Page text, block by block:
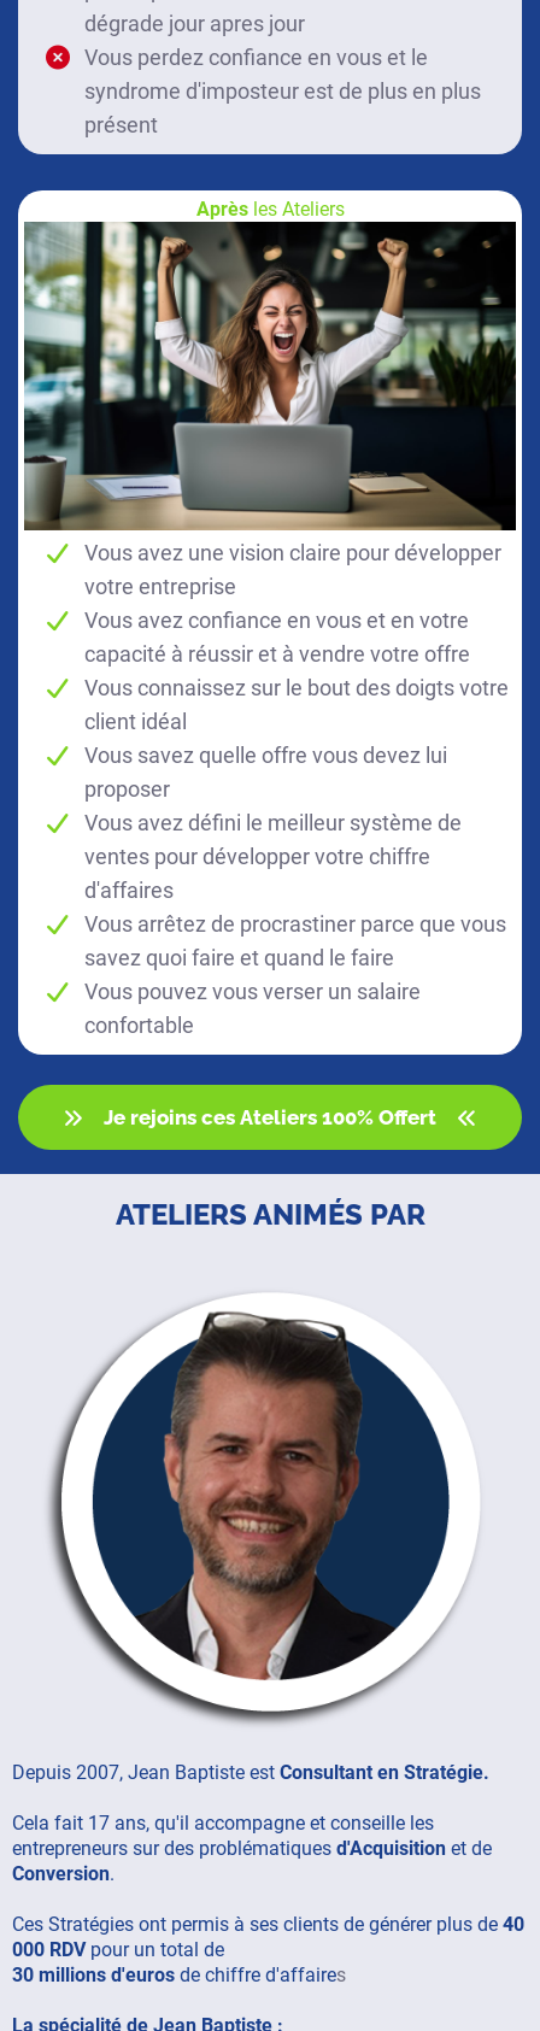
dégrade jour apres jour
Vous perdez confiance en vous et le
syndrome d'imposteur est de plus en plus
présent
Aprèsles Ateliers
Vous avez une vision claire pour développer
votre entreprise
Vous avez confiance en vous et en votre
capacité à réussir et à vendre votre offre
Vous connaissez sur le bout des doigts votre
client idéal
Vous savez quelle offre vous devez lui
proposer
Vous avez défini le meilleur système de
ventes pour développer votre chiffre
d'affaires
Vous arrêtez de procrastiner parce que vous
savez quoi faire et quand le faire
Vous pouvez vous verser un salaire
confortable
Je rejoins ces Ateliers 100% Offert
ATELIERS ANIMÉS PAR
Depuis 2007, Jean Baptiste est Consultant en Stratégie.
Cela fait 17 ans, qu'il accompagne et conseille les
entrepreneurs sur des problématiques d'Acquisition et de
Conversion.
Ces Stratégies ont permis à ses clients de générer plus de 40
000 RDVpour un total de
30 millions d'euros de chiffre d'affaires
La spécialité de Jean Baptiste :